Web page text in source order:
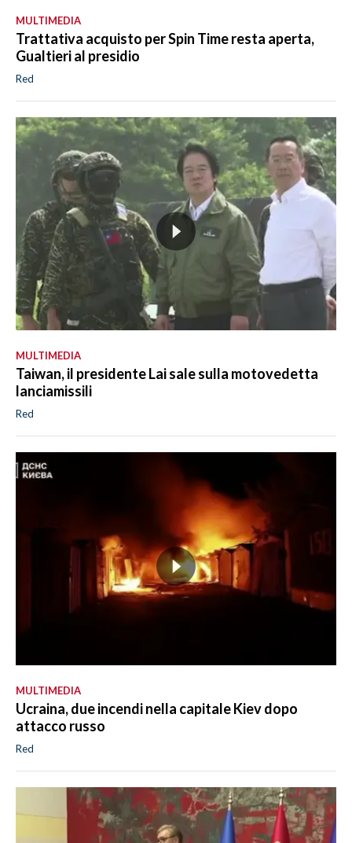
MULTIMEDIA
Trattativa acquisto per Spin Time resta aperta,
Gualtieri al presidio
Red
MULTIMEDIA
Taiwan, il presidente Lai sale sulla motovedetta
lanciamissili
Red
MULTIMEDIA
Ucraina, due incendi nella capitale Kiev dopo
attacco russo
Red